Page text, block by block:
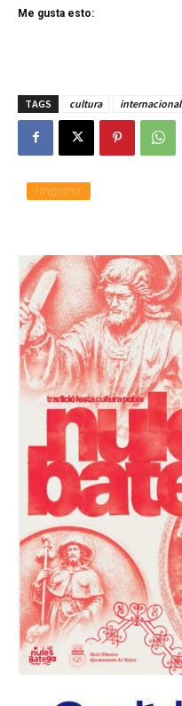
Me gusta esto:
TAGS cultura internacional
Imprimir